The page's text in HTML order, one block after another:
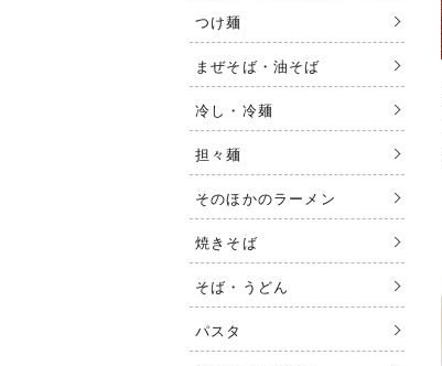
つけ麺
まぜそば・油そば
冷し・冷麺
担々麺
そのほかのラーメン
焼きそば
そば・うどん
パスタ